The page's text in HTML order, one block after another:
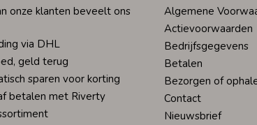
onze klanten beveelt ons
via DHL
geld terug
sparen voor korting
betalen met Riverty
Algemene
Actievoorwaarden
Bedrijfsgegevens
Betalen
Bezorgen of
Contact
Nieuwsbrief